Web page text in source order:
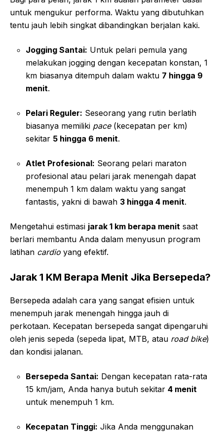
untuk mengukur performa. Waktu yang dibutuhkan
tentu jauh lebih singkat dibandingkan berjalan kaki.
Jogging Santai: Untuk pelari pemula yang
melakukan jogging dengan kecepatan konstan, 1
km biasanya ditempuh dalam waktu 7 hingga 9
menit.
Pelari Reguler: Seseorang yang rutin berlatih
biasanya memiliki pace(kecepatan per km)
sekitar 5 hingga 6 menit.
Atlet Profesional: Seorang pelari maraton
profesional atau pelari jarak menengah dapat
menempuh 1 km dalam waktu yang sangat
fantastis, yakni di bawah 3 hingga 4 menit.
Mengetahui estimasi jarak 1 km berapa menit saat
berlari membantu Anda dalam menyusun program
latihan cardio yang efektif.
Jarak 1 KM Berapa Menit Jika Bersepeda?
Bersepeda adalah cara yang sangat efisien untuk
menempuh jarak menengah hingga jauh di
perkotaan. Kecepatan bersepeda sangat dipengaruhi
oleh jenis sepeda (sepeda lipat, MTB, atau road bike)
dan kondisi jalanan.
Bersepeda Santai: Dengan kecepatan rata-rata
15 km/jam, Anda hanya butuh sekitar 4 menit
untuk menempuh 1 km.
Kecepatan Tinggi: Jika Anda menggunakan